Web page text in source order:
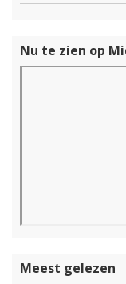
Nu te zien op
Meest gelezen